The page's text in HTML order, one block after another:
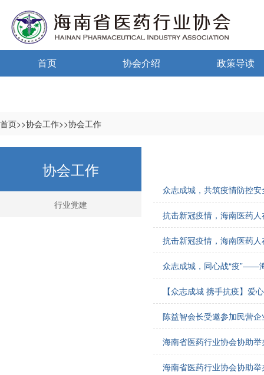
首页 协会介绍
协会负责人
登记信息
会费制度
协会章程
政策导读
首页>>协会工作>>协会工作
协会工作
行业党建
众志成城，共筑疫情防控
抗击新冠疫情，海南医药
抗击新冠疫情，海南医药
众志成城，同心战“疫”——
【众志成城 携手抗疫】爱
陈益智会长受邀参加民营
海南省医药行业协会协助
海南省医药行业协会协助